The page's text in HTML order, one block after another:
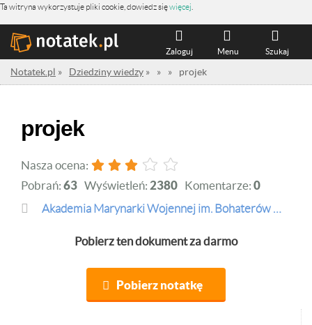
Ta witryna wykorzystuje pliki cookie, dowiedz sięwięcej
Szukaj
Menu
Zaloguj
Notatek.pl » Dziedziny wiedzy » » » projek
projek
Nasza ocena:
Pobrań: 63 Wyświetleń: 2380 Komentarze: 0
Akademia Marynarki Wojennej im. Bohaterów Westerplatte
Pobierz ten dokument za darmo
Pobierz notatkę